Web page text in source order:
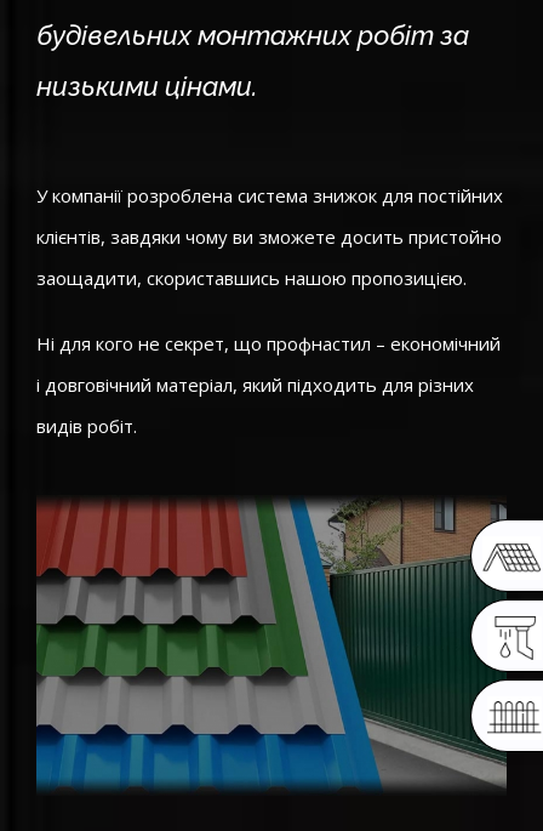
будівельних монтажних робіт за
низькими цінами.
У компанії розроблена система знижок для постійних
клієнтів, завдяки чому ви зможете досить пристойно
заощадити, скориставшись нашою пропозицією.
Ні для кого не секрет, що профнастил – економічний
і довговічний матеріал, який підходить для різних
видів робіт.